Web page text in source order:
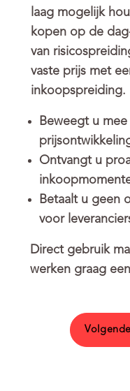
laag mogelijk
kopen op de
van
vaste prijs met
inkoopspreiding.
Beweegt u
Ontvangt u
Betaalt u geen
voor
Direct gebruik
werken graag
Volgende